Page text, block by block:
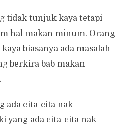
tidak tunjuk kaya tetapi
hal makan minum. Orang
biasanya ada masalah
berkira bab makan
ada cita-cita nak
yang ada cita-cita nak